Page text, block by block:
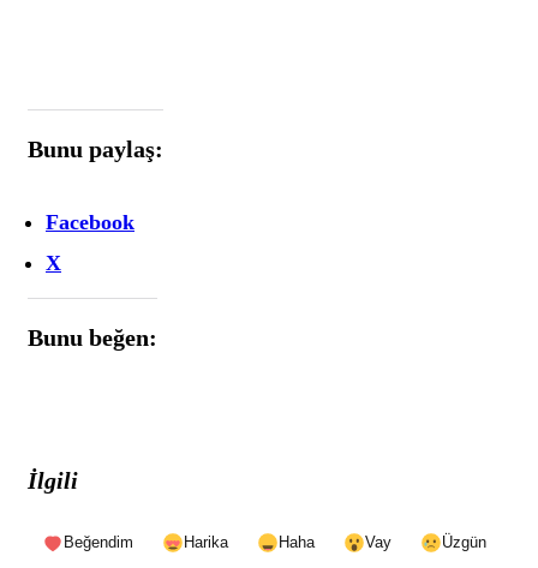
Bunu paylaş:
Facebook
X
Bunu beğen:
İlgili
Beğendim Harika Haha Vay
Üzgün